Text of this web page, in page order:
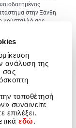
ανάλυση της
σας
τοποθέτησή
συναινείτε
εδώ.
στην Ξάνθη
κρύσταλλό σας.
και
είδος του
μπορεί να
παρμπρίζ σας
στην